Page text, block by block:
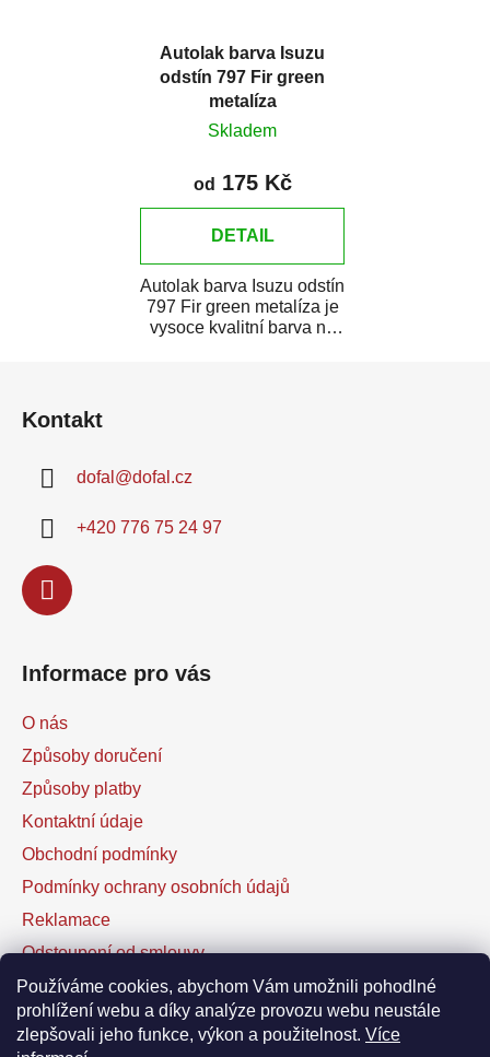
Používáme cookies, abychom Vám umožnili pohodlné
prohlížení webu a díky analýze provozu webu neustále
zlepšovali jeho funkce, výkon a použitelnost. Více
Autolak barva Isuzu
odstín 797 Fir green
metalíza
Skladem
od 175 Kč
DETAIL
Autolak barva Isuzu odstín
797 Fir green metalíza je
vysoce kvalitní barva na
Kontakt
dofal @dofal.cz
+420 776 75 24 97
Informace pro vás
O nás
Způsoby doručení
Způsoby platby
Kontaktní údaje
Obchodní podmínky
Podmínky ochrany osobních údajů
Reklamace
Odstoupení od smlouvy
Kontaktní formulář